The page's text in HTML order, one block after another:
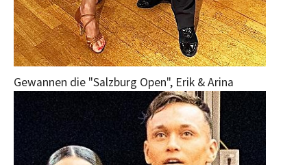
Gewannen die "Salzburg Open", Erik & Arina